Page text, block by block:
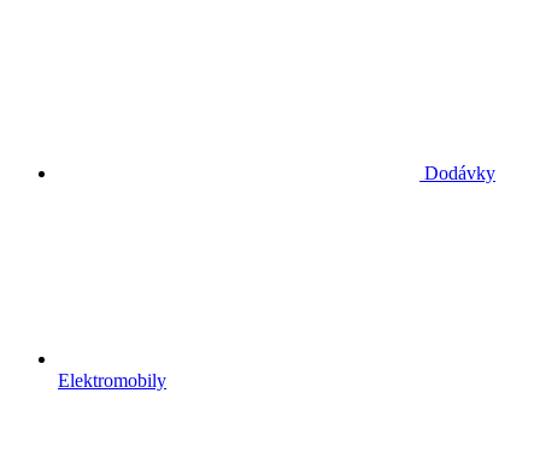
Dodávky
Elektromobily